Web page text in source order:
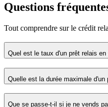
Questions
Tout comprendre sur le crédit
Quel est le taux d'un prêt relais en
Quelle est la durée maximale d'un
Que se passe-t-il si je ne vends